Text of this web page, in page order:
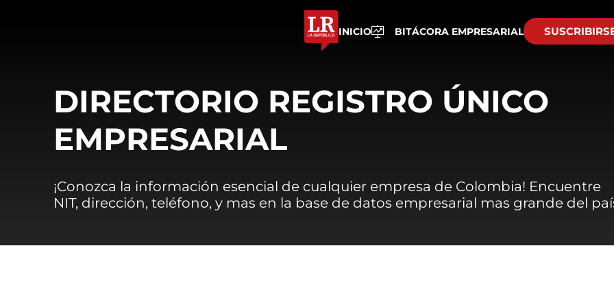
INICIO BITÁCORA EMPRESARIAL
DIRECTORIO REGISTRO ÚNICO
EMPRESARIAL
¡Conozca la información esencial de cualquier empresa de Colombia! Encuentre
NIT, dirección, teléfono, y mas en la base de datos empresarial mas grande del